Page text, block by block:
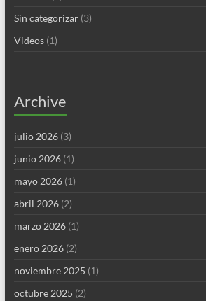
Sin categorizar(3)
Videos(1)
Archive
julio 2026(3)
junio 2026(1)
mayo 2026(1)
abril 2026(2)
marzo 2026(1)
enero 2026(2)
noviembre 2025 (1)
octubre 2025 (2)